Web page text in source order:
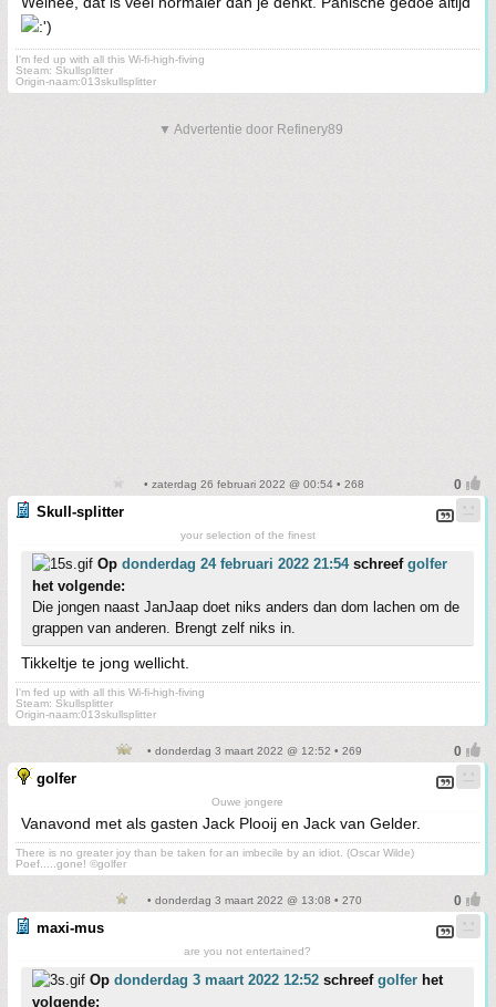
I'm fed up with all this Wi-fi-high-fiving
Steam: Skullsplitter
Origin-naam:013skullsplitter
▼ Advertentie door Refinery89
• zaterdag 26 februari 2022 @ 00:54 • 268
Skull-splitter
your selection of the finest
Op donderdag 24 februari 2022 21:54schreef golfer
het volgende:
Die jongen naast JanJaap doet niks anders dan dom lachen om de
grappen van anderen. Brengt zelf niks in.
Tikkeltje te jong wellicht.
I'm fed up with all this Wi-fi-high-fiving
Steam: Skullsplitter
Origin-naam:013skullsplitter
• donderdag 3 maart 2022 @ 12:52 • 269
golfer
Ouwe jongere
Vanavond met als gasten Jack Plooij en Jack van Gelder.
There is no greater joy than be taken for an imbecile by an idiot. (Oscar Wilde)
Poef.....gone! ©golfer
• donderdag 3 maart 2022 @ 13:08 • 270
maxi-mus
are you not entertained?
Op donderdag 3 maart 2022 12:52 schreef golfer het
volgende: